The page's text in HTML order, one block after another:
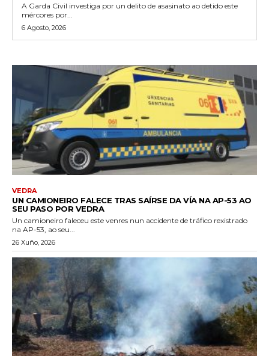
A Garda Civil investiga por un delito de asasinato ao detido este
mércores por...
6 Agosto, 2026
VEDRA
UN CAMIONEIRO FALECE TRAS SAÍRSE DA VÍA NA AP-53 AO
SEU PASO POR VEDRA
Un camioneiro faleceu este venres nun accidente de tráfico rexistrado
na AP-53, ao seu...
26 Xuño, 2026